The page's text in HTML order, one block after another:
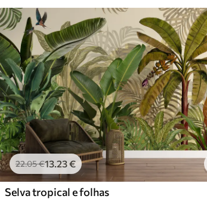
22.05€13.23€
Selva tropical e folhas